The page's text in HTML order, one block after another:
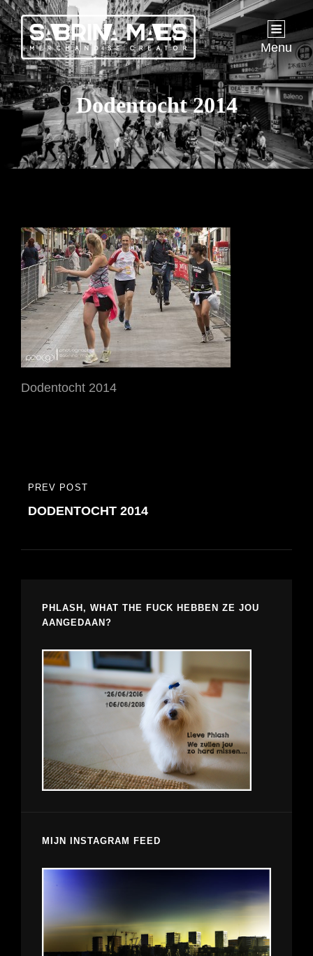
Menu
Dodentocht 2014
Dodentocht 2014
Bericht
navigatie
PREVIOUS
POST
PREV POST
DODENTOCHT 2014
PHLASH, WHAT THE FUCK HEBBEN ZE JOU
AANGEDAAN?
MIJN INSTAGRAM FEED